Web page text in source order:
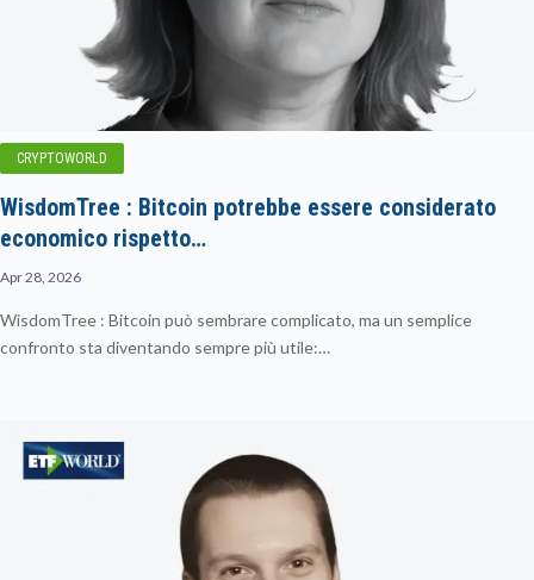
CRYPTOWORLD
WisdomTree : Bitcoin potrebbe essere considerato
economico rispetto…
Apr 28, 2026
WisdomTree : Bitcoin può sembrare complicato, ma un semplice
confronto sta diventando sempre più utile:…